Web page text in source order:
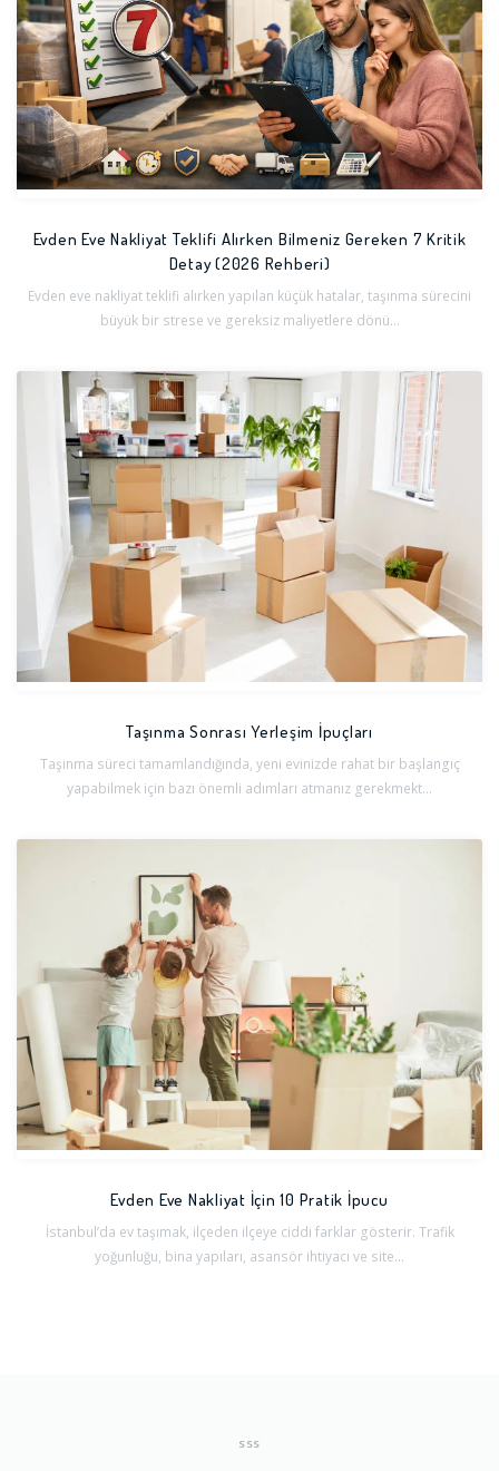
Evden Eve Nakliyat Teklifi Alırken Bilmeniz Gereken 7 Kritik
Detay (2026 Rehberi)
Evden eve nakliyat teklifi alırken yapılan küçük hatalar, taşınma sürecini
büyük bir strese ve gereksiz maliyetlere dönü...
Taşınma Sonrası Yerleşim İpuçları
Taşınma süreci tamamlandığında, yeni evinizde rahat bir başlangıç
yapabilmek için bazı önemli adımları atmanız gerekmekt...
Evden Eve Nakliyat İçin 10 Pratik İpucu
İstanbul’da ev taşımak, ilçeden ilçeye ciddi farklar gösterir. Trafik
yoğunluğu, bina yapıları, asansör ihtiyacı ve site...
SSS